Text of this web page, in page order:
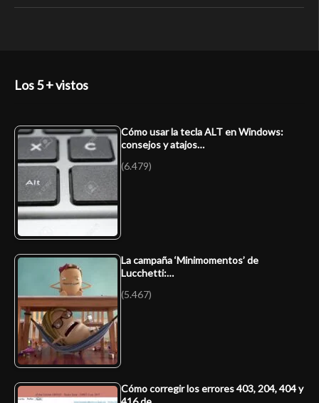
Los 5 + vistos
Cómo usar la tecla ALT en Windows:
consejos y atajos…
(6.479)
La campaña ‘Minimomentos’ de
Lucchetti:…
(5.467)
Cómo corregir los errores 403, 204, 404 y